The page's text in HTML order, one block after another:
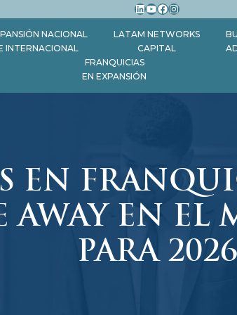
LinkedIn
YouTube
Facebook
Instagram
NACIONAL
INTERNACIONAL
LATAM NETWORKS
CAPITAL
FRANQUICIAS
EN EXPANSIÓN
EN
AWAY EN EL
PARA 2026